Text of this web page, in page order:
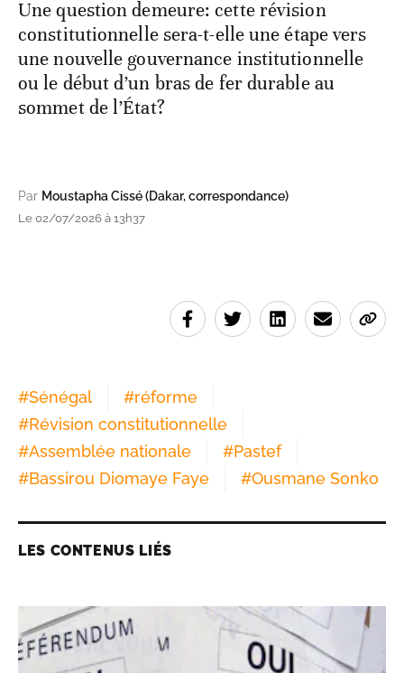
Une question demeure: cette révision
constitutionnelle sera-t-elle une étape vers
une nouvelle gouvernance institutionnelle
ou le début d’un bras de fer durable au
sommet de l’État?
Par Moustapha Cissé (Dakar, correspondance)
Le 02/07/2026 à 13h37
#Sénégal #réforme
#Révision constitutionnelle
#Assemblée nationale #Pastef
#Bassirou Diomaye Faye #Ousmane Sonko
LES CONTENUS LIÉS